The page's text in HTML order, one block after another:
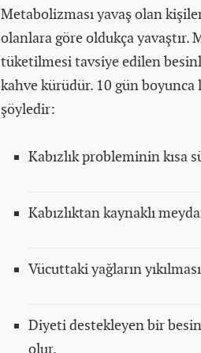
Metabolizması yavaş olan
olanlara göre oldukça yavaştır.
tüketilmesi tavsiye edilen
kahve kürüdür. 10 gün
şöyledir:
Kabızlık probleminin kısa
Kabızlıktan kaynaklı
Vücuttaki yağların
Diyeti destekleyen bir
olur.